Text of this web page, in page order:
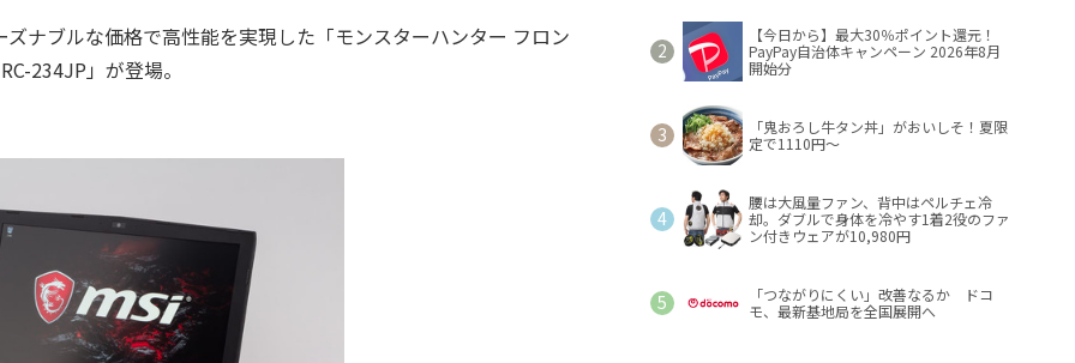
ナブルな価格で高性能を実現した「モンスターハンター フロン
234JP」が登場。
【今日から】最大30％ポイント還元！
PayPay自治体キャンペーン 2026年8月
開始分
「鬼おろし牛タン丼」がおいしそ！夏限
定で1110円～
腰は大風量ファン、背中はペルチェ冷
却。ダブルで身体を冷やす1着2役のファ
ン付きウェアが10,980円
「つながりにくい」改善なるか ドコ
モ、最新基地局を全国展開へ